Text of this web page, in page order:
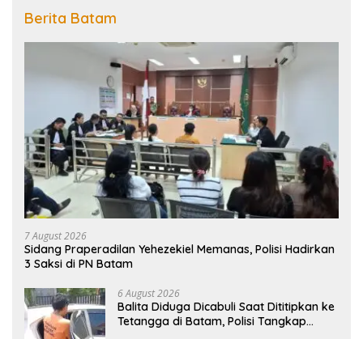
Berita Batam
7 August 2026
Sidang Praperadilan Yehezekiel Memanas, Polisi Hadirkan
3 Saksi di PN Batam
6 August 2026
Balita Diduga Dicabuli Saat Dititipkan ke
Tetangga di Batam, Polisi Tangkap